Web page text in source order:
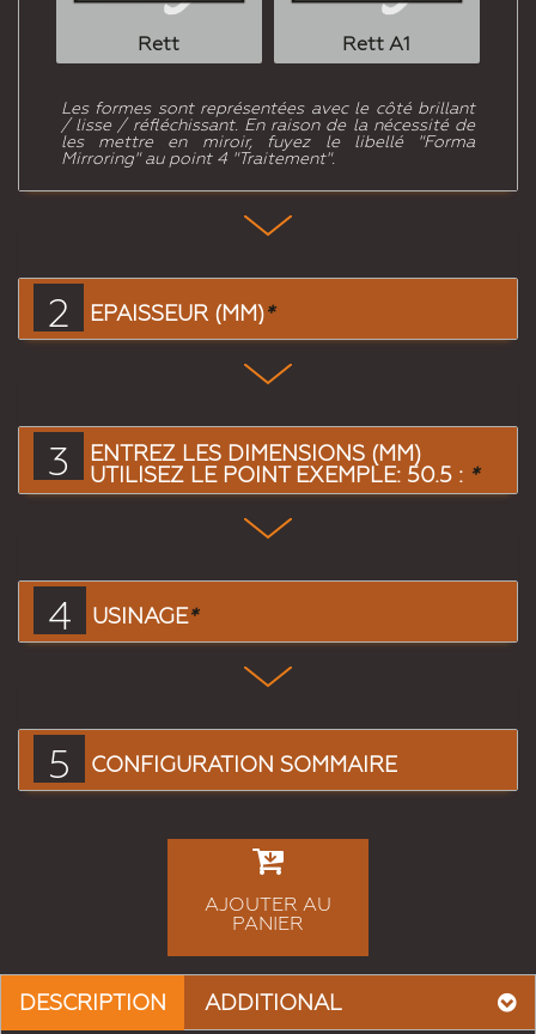
Rett Rett A1
Les formes sont représentées avec le côté brillant
/ lisse / réfléchissant. En raison de la nécessité de
les mettre en miroir, fuyez le libellé "Forma
Mirroring" au point 4 "Traitement".
2 EPAISSEUR (MM)*
3
ENTREZ LES DIMENSIONS (MM)
UTILISEZ LE POINT EXEMPLE: 50.5 : *
4 USINAGE*
5 CONFIGURATION SOMMAIRE
AJOUTER AU
PANIER
DESCRIPTION ADDITIONAL